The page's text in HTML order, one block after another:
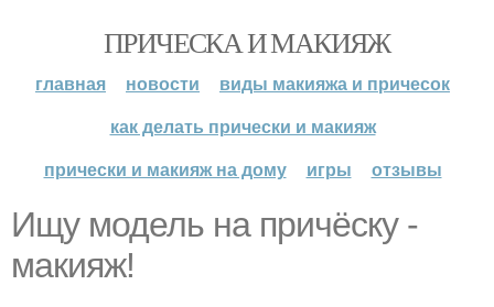
ПРИЧЕСКА И МАКИЯЖ
главная новости
виды макияжа и причесок
как делать прически и макияж
прически и макияж на дому
игры отзывы
Ищу модель на причёску -
макияж!